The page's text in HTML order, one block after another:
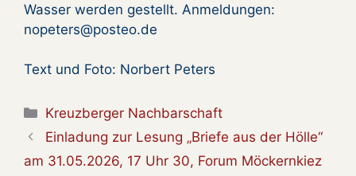
Wasser werden gestellt. Anmeldungen:
nopeters@posteo.de
Text und Foto: Norbert Peters
Kategorien
Kreuzberger Nachbarschaft
Einladung zur Lesung „Briefe aus der Hölle“
am 31.05.2026, 17 Uhr 30, Forum Möckernkiez